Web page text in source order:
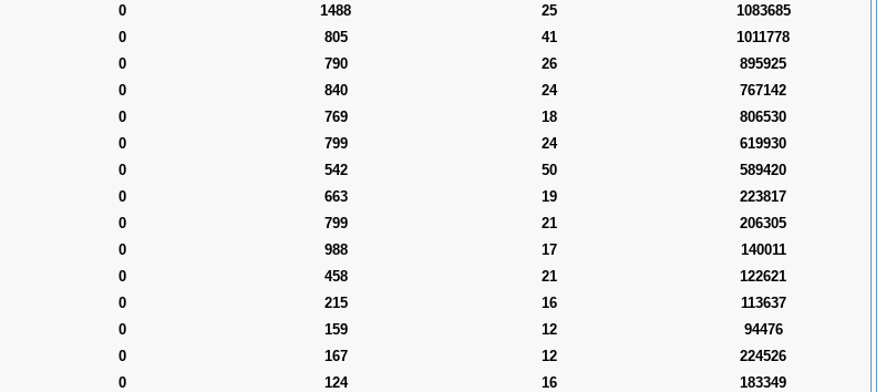
0 1488 25
1083685
0 805 41
1011778
0 790 26
895925
0 840 24
767142
0 769 18
806530
0 799 24
619930
0 542 50
589420
0 663 19
223817
0 799 21
206305
0 988 17
140011
0 458 21
122621
0 215 16
113637
0 159 12
94476
0 167 12
224526
0 124 16
183349